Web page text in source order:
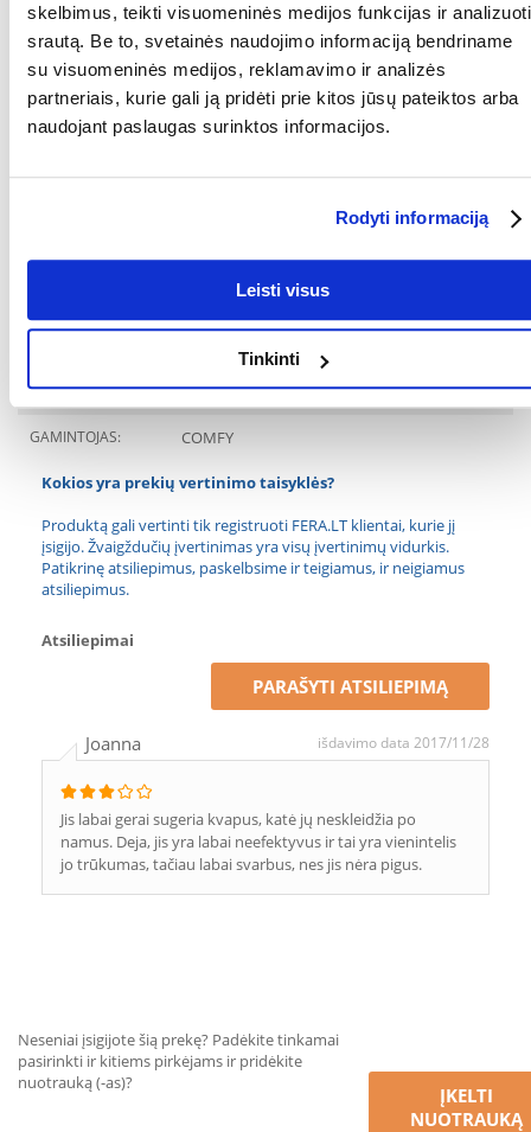
skelbimus, teikti visuomeninės medijos funkcijas ir analizuoti
srautą. Be to, svetainės naudojimo informaciją bendriname
su visuomeninės medijos, reklamavimo ir analizės
partneriais, kurie gali ją pridėti prie kitos jūsų pateiktos arba
naudojant paslaugas surinktos informacijos.
Rodyti informaciją
Leisti visus
Tinkinti
Rekomenduojamas naudojimas:
Į kraiko dėžę supilkite 3-5 cm sluoksnį ir tolygiai paskirstykite jį ant viso
paviršiaus.
Kasdien reikia pašalinti nešvarumus iš kraiko dėžės ir grumstų kraiko
fragmentus.
Norint palaikyti švarą, maždaug po mėnesio naudojimo reikia pašalinti
GALIMYBĖ NULEISTI
Taip
TŪRIS (ML): 7000
GAMINTOJAS: COMFY
Kokios yra prekių vertinimo taisyklės?
Produktą gali vertinti tik registruoti FERA.LT klientai, kurie jį
įsigijo. Žvaigždučių įvertinimas yra visų įvertinimų vidurkis.
Patikrinę atsiliepimus, paskelbsime ir teigiamus, ir neigiamus
atsiliepimus.
Atsiliepimai
PARAŠYTI ATSILIEPIMĄ
Joanna išdavimo data 2017/11/28
Jis labai gerai sugeria kvapus, katė jų neskleidžia po
namus. Deja, jis yra labai neefektyvus ir tai yra vienintelis
jo trūkumas, tačiau labai svarbus, nes jis nėra pigus.
Neseniai įsigijote šią prekę? Padėkite tinkamai
pasirinkti ir kitiems pirkėjams ir pridėkite
nuotrauką (-as)?
ĮKELTI
NUOTRAUKĄ